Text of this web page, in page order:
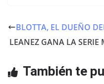
e
b
o
er s
A
p
BLOTTA, EL DUEÑO
LEANEZ GANA LA SERIE
También te